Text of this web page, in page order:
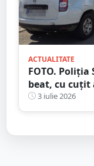
ACTUALITATE
FOTO.
beat, cu
polițiștii.
3 iulie 2026